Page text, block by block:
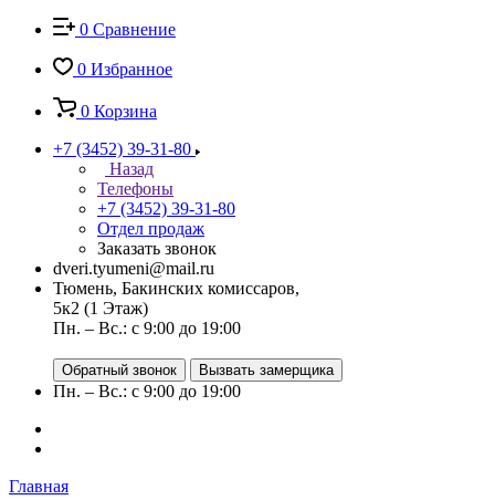
0 Сравнение
0 Избранное
0 Корзина
+7 (3452) 39-31-80
Назад
Телефоны
+7 (3452) 39-31-80
Отдел продаж
Заказать звонок
dveri.tyumeni@mail.ru
Тюмень, Бакинских комиссаров,
5к2 (1 Этаж)
Пн. – Вс.: с 9:00 до 19:00
Обратный звонок Вызвать замерщика
Пн. – Вс.: с 9:00 до 19:00
Главная